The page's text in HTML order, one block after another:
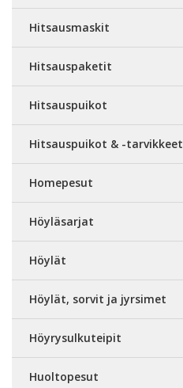
Hitsausmaskit
Hitsauspaketit
Hitsauspuikot
Hitsauspuikot & -tarvikkeet
Homepesut
Höyläsarjat
Höylät
Höylät, sorvit ja jyrsimet
Höyrysulkuteipit
Huoltopesut